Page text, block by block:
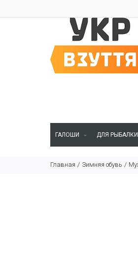
ГАЛОШИ ДЛЯ РЫБАЛКИ
Главная Зимняя обувь